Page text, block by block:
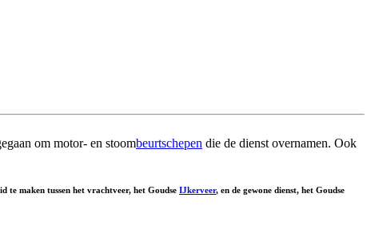
om motor- en stoombeurtschepen die de dienst overnamen. Ook
te maken tussen het vrachtveer, het Goudse IJkerveer, en de gewone dienst, het Goudse